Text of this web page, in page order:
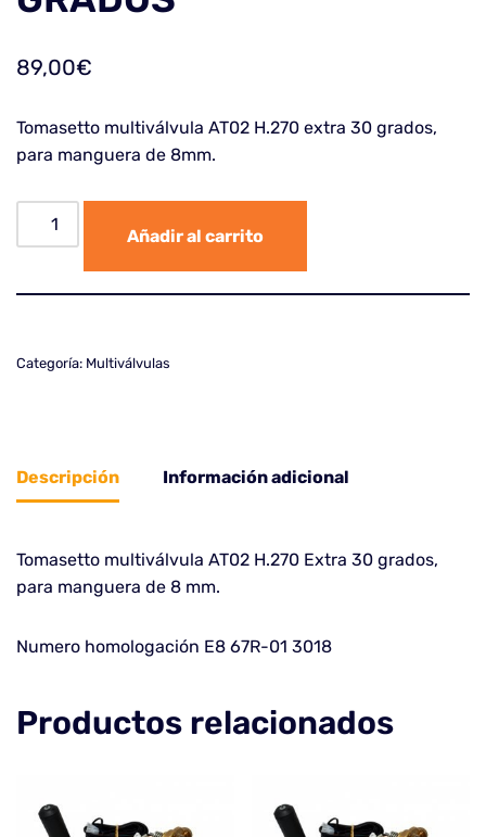
89,00€
Tomasetto multiválvula AT02 H.270 extra 30 grados,
para manguera de 8mm.
Añadir al carrito
Categoría: Multiválvulas
Descripción Información adicional
Tomasetto multiválvula AT02 H.270 Extra 30 grados,
para manguera de 8 mm.
Numero homologación E8 67R-01 3018
Productos relacionados